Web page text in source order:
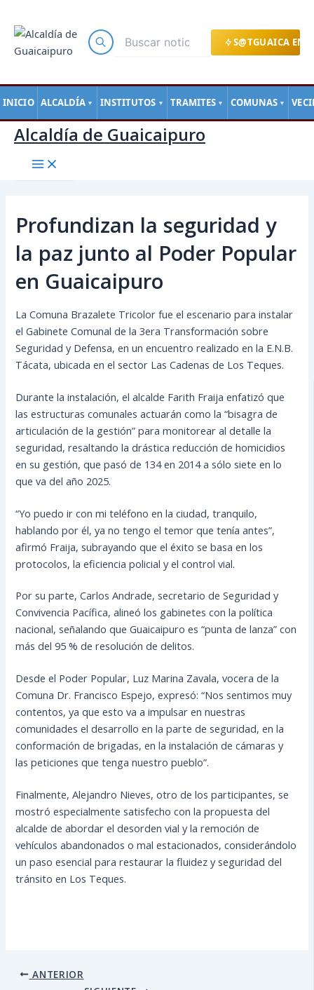
S@TGUAICA EN
INICIO ALCALDÍA ▼ INSTITUTOS ▼ TRAMITES ▼ COMUNAS ▼
contenido
Alcaldía de Guaicaipuro
Profundizan la seguridad y
la paz junto al Poder Popular
en Guaicaipuro
La Comuna Brazalete Tricolor fue el escenario para instalar
el Gabinete Comunal de la 3era Transformación sobre
Seguridad y Defensa, en un encuentro realizado en la E.N.B.
Tácata, ubicada en el sector Las Cadenas de Los Teques.
Durante la instalación, el alcalde Farith Fraija enfatizó que
las estructuras comunales actuarán como la “bisagra de
articulación de la gestión” para monitorear al detalle la
seguridad, resaltando la drástica reducción de homicidios
en su gestión, que pasó de 134 en 2014 a sólo siete en lo
que va del año 2025.
“Yo puedo ir con mi teléfono en la ciudad, tranquilo,
hablando por él, ya no tengo el temor que tenía antes”,
afirmó Fraija, subrayando que el éxito se basa en los
protocolos, la eficiencia policial y el control vial.
Por su parte, Carlos Andrade, secretario de Seguridad y
Convivencia Pacífica, alineó los gabinetes con la política
nacional, señalando que Guaicaipuro es “punta de lanza” con
más del 95 % de resolución de delitos.
Desde el Poder Popular, Luz Marina Zavala, vocera de la
Comuna Dr. Francisco Espejo, expresó: “Nos sentimos muy
contentos, ya que esto va a impulsar en nuestras
comunidades el desarrollo en la parte de seguridad, en la
conformación de brigadas, en la instalación de cámaras y
las peticiones que tenga nuestro pueblo”.
Finalmente, Alejandro Nieves, otro de los participantes, se
mostró especialmente satisfecho con la propuesta del
alcalde de abordar el desorden vial y la remoción de
vehículos abandonados o mal estacionados, considerándolo
un paso esencial para restaurar la fluidez y seguridad del
tránsito en Los Teques.
de
entradas
ANTERIOR